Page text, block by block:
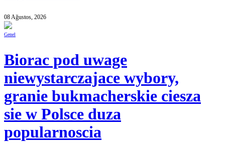
08 Ağustos, 2026
Genel
Biorac pod uwage
niewystarczajace wybory,
granie bukmacherskie ciesza
sie w Polsce duza
popularnoscia